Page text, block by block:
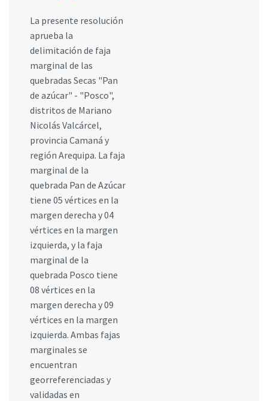
La presente resolución
aprueba la
delimitación de faja
marginal de las
quebradas Secas "Pan
de azúcar" - "Posco",
distritos de Mariano
Nicolás Valcárcel,
provincia Camaná y
región Arequipa. La faja
marginal de la
quebrada Pan de Azúcar
tiene 05 vértices en la
margen derecha y 04
vértices en la margen
izquierda, y la faja
marginal de la
quebrada Posco tiene
08 vértices en la
margen derecha y 09
vértices en la margen
izquierda. Ambas fajas
marginales se
encuentran
georreferenciadas y
validadas en